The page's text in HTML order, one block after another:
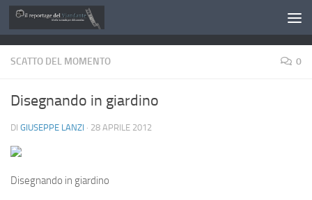
Salta al contenuto
SCATTO DEL MOMENTO 0
Disegnando in giardino
DI GIUSEPPE LANZI · 28 APRILE 2012
Disegnando in giardino